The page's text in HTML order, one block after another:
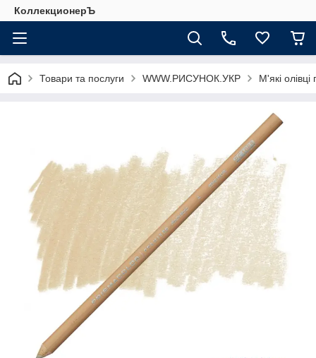
КоллекционерЪ
Товари та послуги WWW.РИСУНОК.УКР М'які